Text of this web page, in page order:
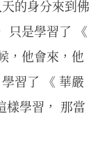
的身分來到佛
只是學習了 《
，他會來，他
習了 《 華嚴
學習， 那當